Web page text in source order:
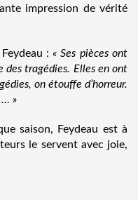
impression de vérité
:« Ses pièces ont
des tragédies. Elles en ont
on étouffe d’horreur.
… »
saison, Feydeau est à
le servent avec joie,